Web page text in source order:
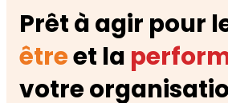
Prêt à agir pour
êtreet la
votre